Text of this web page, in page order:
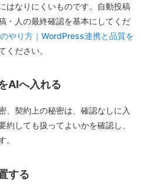
はなりにくいものです。自動投稿
・人の最終確認を基本にしてくだ
やり方｜WordPress連携と品質を
ください。
AIへ入れる
、契約上の秘密は、確認なしに入
しても扱ってよいかを確認し、
。
する